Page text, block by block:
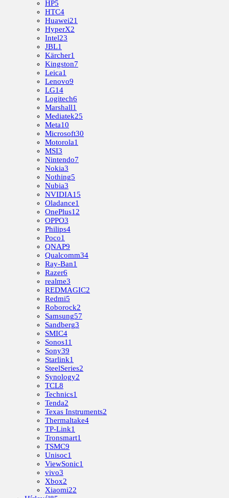
HP5
HTC4
Huawei21
HyperX2
Intel23
JBL1
Kärcher1
Kingston7
Leica1
Lenovo9
LG14
Logitech6
Marshall1
Mediatek25
Meta10
Microsoft30
Motorola1
MSI3
Nintendo7
Nokia3
Nothing5
Nubia3
NVIDIA15
Oladance1
OnePlus12
OPPO3
Philips4
Poco1
QNAP9
Qualcomm34
Ray-Ban1
Razer6
realme3
REDMAGIC2
Redmi5
Roborock2
Samsung57
Sandberg3
SMIC4
Sonos11
Sony39
Starlink1
SteelSeries2
Synology2
TCL8
Technics1
Tenda2
Texas Instruments2
Thermaltake4
TP-Link1
Tronsmart1
TSMC9
Unisoc1
ViewSonic1
vivo3
Xbox2
Xiaomi22